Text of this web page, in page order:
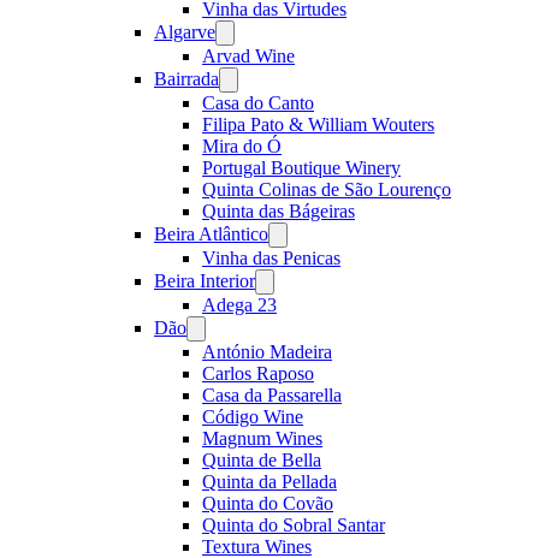
Vinha das Virtudes
Algarve
menu
Arvad Wine
Bairrada
menu
Casa do Canto
Filipa Pato & William Wouters
Mira do Ó
Portugal Boutique Winery
Quinta Colinas de São Lourenço
Quinta das Bágeiras
Beira Atlântico
menu
Vinha das Penicas
Beira Interior
menu
Adega 23
Dão
menu
António Madeira
Carlos Raposo
Casa da Passarella
Código Wine
Magnum Wines
Quinta de Bella
Quinta da Pellada
Quinta do Covão
Quinta do Sobral Santar
Textura Wines